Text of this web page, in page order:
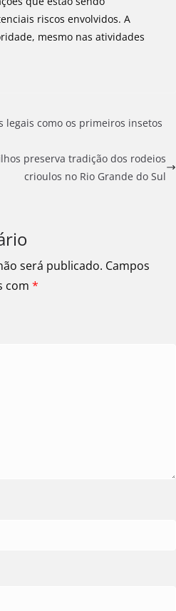
riscos envolvidos. A
mesmo nas atividades
como os primeiros insetos
preserva tradição dos rodeios
crioulos no Rio Grande do Sul
será publicado. Campos
com *